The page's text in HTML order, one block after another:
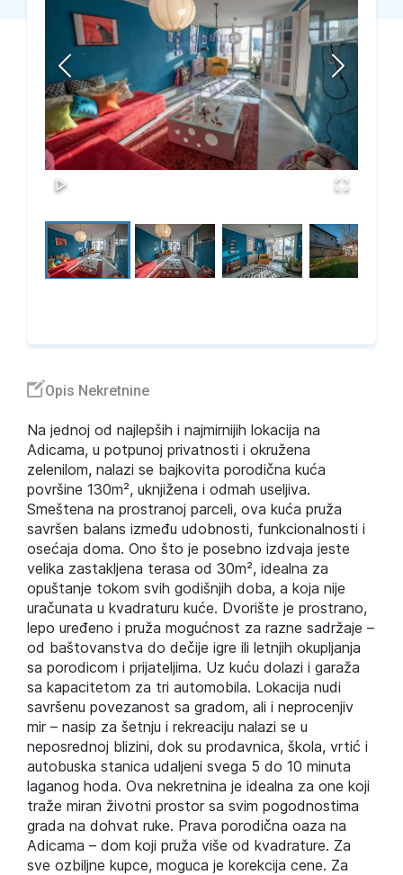
Opis Nekretnine
Na jednoj od najlepših i najmirnijih lokacija na
Adicama, u potpunoj privatnosti i okružena
zelenilom, nalazi se bajkovita porodična kuća
površine 130m², uknjižena i odmah useljiva.
Smeštena na prostranoj parceli, ova kuća pruža
savršen balans između udobnosti, funkcionalnosti i
osećaja doma. Ono što je posebno izdvaja jeste
velika zastakljena terasa od 30m², idealna za
opuštanje tokom svih godišnjih doba, a koja nije
uračunata u kvadraturu kuće. Dvorište je prostrano,
lepo uređeno i pruža mogućnost za razne sadržaje –
od baštovanstva do dečije igre ili letnjih okupljanja
sa porodicom i prijateljima. Uz kuću dolazi i garaža
sa kapacitetom za tri automobila. Lokacija nudi
savršenu povezanost sa gradom, ali i neprocenjiv
mir – nasip za šetnju i rekreaciju nalazi se u
neposrednoj blizini, dok su prodavnica, škola, vrtić i
autobuska stanica udaljeni svega 5 do 10 minuta
laganog hoda. Ova nekretnina je idealna za one koji
traže miran životni prostor sa svim pogodnostima
grada na dohvat ruke. Prava porodična oaza na
Adicama – dom koji pruža više od kvadrature. Za
sve ozbiljne kupce, moguca je korekcija cene. Za